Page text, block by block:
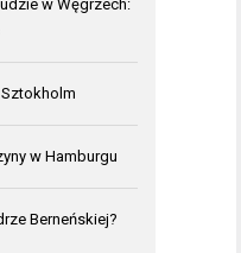
w Węgrzech:
Sztokholm
w Hamburgu
Berneńskiej?